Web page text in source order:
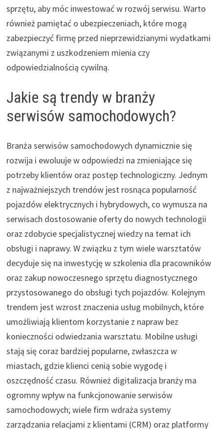
sprzętu, aby móc inwestować w rozwój serwisu. Warto
również pamiętać o ubezpieczeniach, które mogą
zabezpieczyć firmę przed nieprzewidzianymi wydatkami
związanymi z uszkodzeniem mienia czy
odpowiedzialnością cywilną.
Jakie są trendy w branży
serwisów samochodowych?
Branża serwisów samochodowych dynamicznie się
rozwija i ewoluuje w odpowiedzi na zmieniające się
potrzeby klientów oraz postęp technologiczny. Jednym
z najważniejszych trendów jest rosnąca popularność
pojazdów elektrycznych i hybrydowych, co wymusza na
serwisach dostosowanie oferty do nowych technologii
oraz zdobycie specjalistycznej wiedzy na temat ich
obsługi i naprawy. W związku z tym wiele warsztatów
decyduje się na inwestycję w szkolenia dla pracowników
oraz zakup nowoczesnego sprzętu diagnostycznego
przystosowanego do obsługi tych pojazdów. Kolejnym
trendem jest wzrost znaczenia usług mobilnych, które
umożliwiają klientom korzystanie z napraw bez
konieczności odwiedzania warsztatu. Mobilne usługi
stają się coraz bardziej popularne, zwłaszcza w
miastach, gdzie klienci cenią sobie wygodę i
oszczędność czasu. Również digitalizacja branży ma
ogromny wpływ na funkcjonowanie serwisów
samochodowych; wiele firm wdraża systemy
zarządzania relacjami z klientami (CRM) oraz platformy